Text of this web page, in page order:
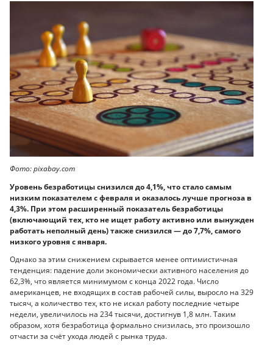
Фото: pixabay.com
Уровень безработицы снизился до 4,1%, что стало самым
низким показателем с февраля и оказалось лучше прогноза в
4,3%. При этом расширенный показатель безработицы
(включающий тех, кто не ищет работу активно или вынужден
работать неполный день) также снизился — до 7,7%, самого
низкого уровня с января.
Однако за этим снижением скрывается менее оптимистичная
тенденция: падение доли экономически активного населения до
62,3%, что является минимумом с конца 2022 года. Число
американцев, не входящих в состав рабочей силы, выросло на 329
тысяч, а количество тех, кто не искал работу последние четыре
недели, увеличилось на 234 тысячи, достигнув 1,8 млн. Таким
образом, хотя безработица формально снизилась, это произошло
отчасти за счёт ухода людей с рынка труда.